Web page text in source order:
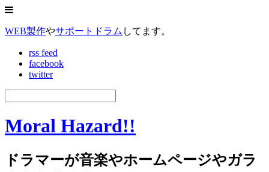
WEB製作やサポートドラム してます。
rss feed
facebook
twitter
Moral Hazard!!
ドラマーが音楽やホームページやガラ